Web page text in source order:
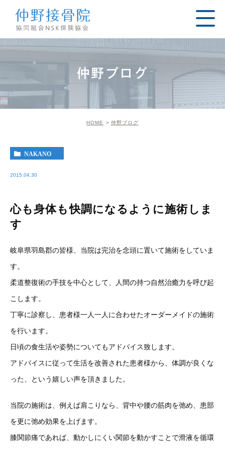
仲野ブログ
HOME 仲野ブログ
NAKANO
2015.04.30
心も身体も快調になるように施術しま
す
岐阜県羽島郡の皆様、当院は完治を念頭に置いて施術をしていま
す。
柔道整復術の手技を中心として、人間の持つ自然治癒力を呼び起
こします。
丁寧に診察し、患者様一人一人に合わせたオーダーメイドの施術
を行います。
日頃の食生活や姿勢についてもアドバイス致します。
アドバイスに従って生活を改善された患者様から、体調が良くな
った、という嬉しい声を頂きました。
当院の施術は、例えば肩こりなら、背中や腰の筋肉を弛め、患部
を更に弛め効果を上げます。
膝関節痛であれば、動かしにくい関節を動かすことで滑液を循環